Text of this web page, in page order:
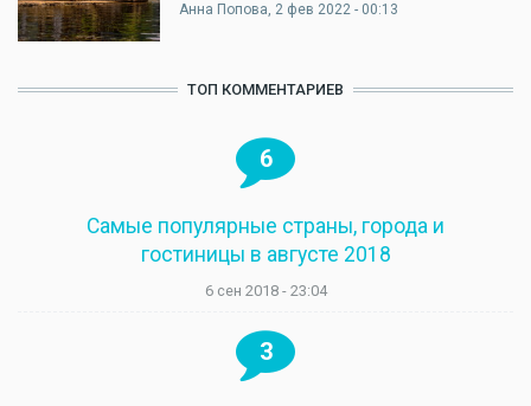
Анна Попова, 2 фев 2022 - 00:13
ТОП КОММЕНТАРИЕВ
6
Самые популярные страны, города и
гостиницы в августе 2018
6 сен 2018 - 23:04
3